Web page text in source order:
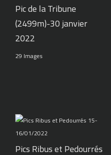
Pic de la Tribune
(2499m)-30 janvier
2022
29 Images
Pics Ribus et Pedourrés